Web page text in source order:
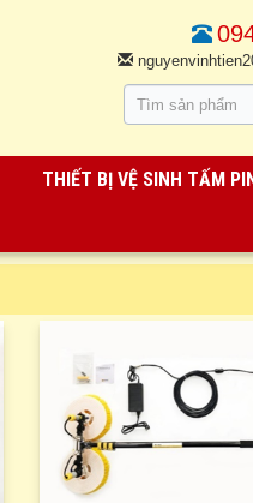
THIẾT BỊ VỆ SINH TẤM